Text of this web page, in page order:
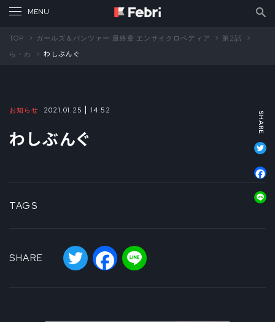
TOP ガールズ＆パンツァー 最終章 エンサイクロペディア
第2話
ら・わ
わしぶんぐ
お知らせ 2021.01.25 14:52
わしぶんぐ
TAGS
SHARE
Twitter Facebook